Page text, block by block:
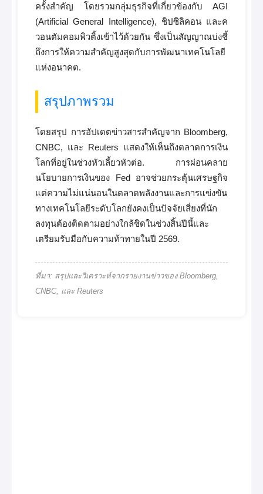
ครั้งสำคัญ โดยรวมกลุ่มธุรกิจที่เกี่ยวข้องกับ AGI
(Artificial General Intelligence), ชิปซิลิคอน และค
วอนตัมคอมพิวติ้งเข้าไว้ด้วยกัน ซึ่งเป็นสัญญาณบ่งชี้
ถึงการให้ความสำคัญสูงสุดกับการพัฒนาเทคโนโลยี
แห่งอนาคต.
สรุปภาพรวม
โดยสรุป การอัปเดตข่าวสารสำคัญจาก Bloomberg,
CNBC, และ Reuters แสดงให้เห็นถึงตลาดการเงิน
โลกที่อยู่ในช่วงหัวเลี้ยวหัวต่อ. การผ่อนคลาย
นโยบายการเงินของ Fed อาจช่วยกระตุ้นเศรษฐกิจ
แต่ความไม่แน่นอนในตลาดพลังงานและการแข่งขัน
ทางเทคโนโลยีระดับโลกยังคงเป็นปัจจัยเสี่ยงที่นัก
ลงทุนต้องติดตามอย่างใกล้ชิดในช่วงสิ้นปีนี้และ
เตรียมรับมือกับความท้าทายในปี 2569.
ที่มา: สรุปและวิเคราะห์จากรายงานข่าวของ Bloomberg,
CNBC, และ Reuters